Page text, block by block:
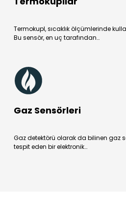
Termokupl, sıcaklık ölçümlerinde
Bu sensör, en uç tarafından…
Gaz Sensörleri
Gaz detektörü olarak da bilinen gaz
tespit eden bir elektronik…